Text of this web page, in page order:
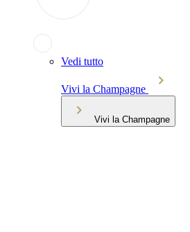
Vedi tutto
Vivi la Champagne
Vivi la Champagne